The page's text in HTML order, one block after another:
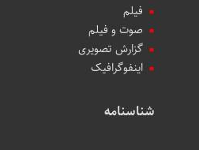
فیلم
صوت و فیلم
گزارش تصویری
اینفوگرافیک
شناسنامه